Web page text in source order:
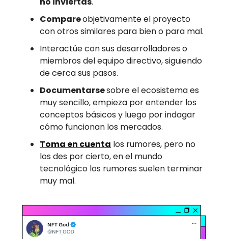
Compareobjetivamente el proyecto
con otros similares para bien o para mal.
Interactúe con sus desarrolladores o
miembros del equipo directivo, siguiendo
de cerca sus pasos.
Documentarsesobre el ecosistema es
muy sencillo, empieza por entender los
conceptos básicos y luego por indagar
cómo funcionan los mercados.
Toma en cuenta los rumores, pero no
los des por cierto, en el mundo
tecnológico los rumores suelen terminar
muy mal.